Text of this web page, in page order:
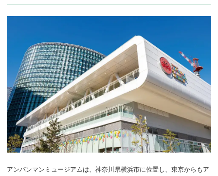
アンパンマンミュージアムは、神奈川県横浜市に位置し、東京からもア